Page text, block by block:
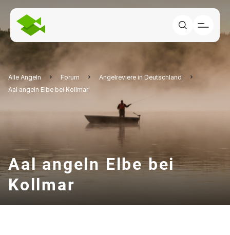
Alle Angeln Forum
Angelreviere in Deutschland
Aal angeln Elbe bei Kollmar
Aal angeln Elbe bei
Kollmar